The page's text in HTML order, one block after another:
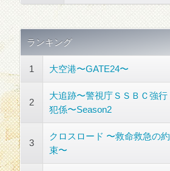
ランキング
1 大空港〜GATE24〜
2
大追跡〜警視庁ＳＳＢＣ強行
犯係〜Season2
3
クロスロード 〜救命救急の約
束〜